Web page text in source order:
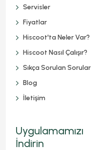
Servisler
Fiyatlar
Hiscoot'ta Neler Var?
Hiscoot Nasıl Çalışır?
Sıkça Sorulan Sorular
Blog
İletişim
Uygulamamızı
İndirin